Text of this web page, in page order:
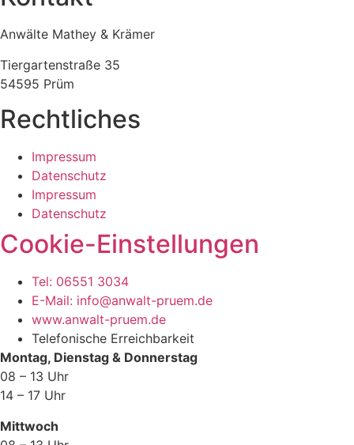
Anwälte Mathey & Krämer
Tiergartenstraße 35
54595 Prüm
Rechtliches
Impressum
Datenschutz
Impressum
Datenschutz
Cookie-Einstellungen
Tel: 06551 3034
E-Mail: info@anwalt-pruem.de
www.anwalt-pruem.de
Telefonische Erreichbarkeit
Montag, Dienstag & Donnerstag
08 – 13 Uhr
14 – 17 Uhr
Mittwoch